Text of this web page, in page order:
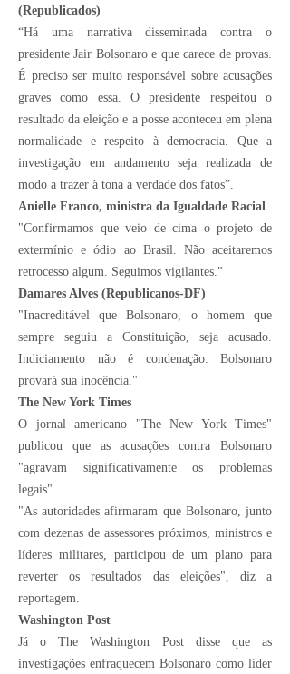
(Republicados)
“Há uma narrativa disseminada contra o
presidente Jair Bolsonaro e que carece de provas.
É preciso ser muito responsável sobre acusações
graves como essa. O presidente respeitou o
resultado da eleição e a posse aconteceu em plena
normalidade e respeito à democracia. Que a
investigação em andamento seja realizada de
modo a trazer à tona a verdade dos fatos”.
Anielle Franco, ministra da Igualdade Racial
"Confirmamos que veio de cima o projeto de
extermínio e ódio ao Brasil. Não aceitaremos
retrocesso algum. Seguimos vigilantes."
Damares Alves (Republicanos-DF)
"Inacreditável que Bolsonaro, o homem que
sempre seguiu a Constituição, seja acusado.
Indiciamento não é condenação. Bolsonaro
provará sua inocência."
The New York Times
O jornal americano "The New York Times"
publicou que as acusações contra Bolsonaro
"agravam significativamente os problemas
legais".
"As autoridades afirmaram que Bolsonaro, junto
com dezenas de assessores próximos, ministros e
líderes militares, participou de um plano para
reverter os resultados das eleições", diz a
reportagem.
Washington Post
Já o The Washington Post disse que as
investigações enfraquecem Bolsonaro como líder